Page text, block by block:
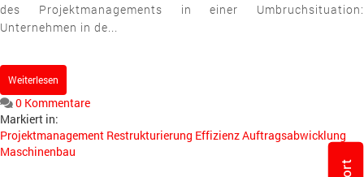
des Projektmanagements in einer Umbruchsituation:
Unternehmen in de...
Weiterlesen
0 Kommentare
Markiert in:
Projektmanagement Restrukturierung EffizienzAuftragsabwicklung
Maschinenbau